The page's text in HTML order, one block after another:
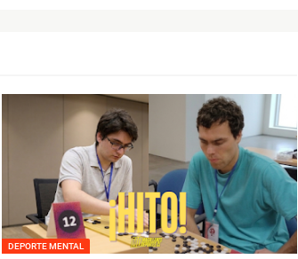
DEPORTE MENTAL